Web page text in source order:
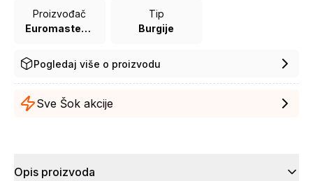
Proizvođač
Euromaster Co.ltd
Tip
Burgije
Pogledaj više o proizvodu
Sve Šok akcije
Opis proizvoda